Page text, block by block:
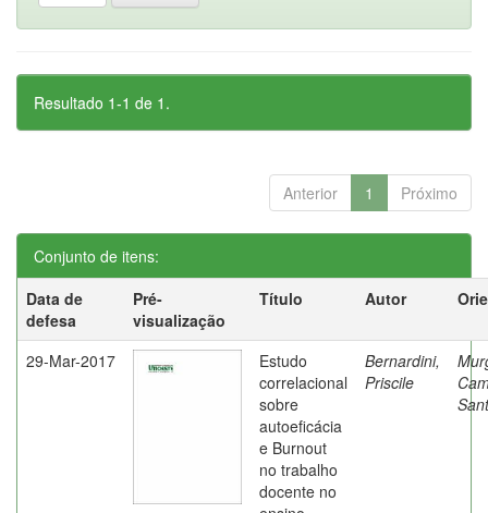
Resultado 1-1 de 1.
Anterior 1 Próximo
Conjunto de itens:
Data de
defesa
Pré-
visualização
Título Autor
29-Mar-2017
Estudo
correlacional
sobre
autoeficácia
e Burnout
no trabalho
docente no
Bernardini,
Priscile